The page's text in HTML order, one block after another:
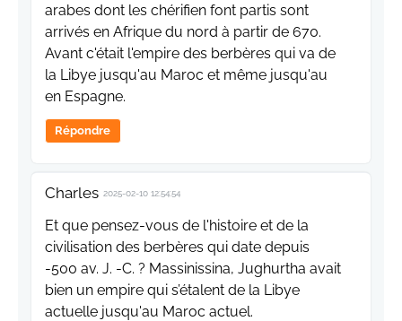
arabes dont les chérifien font partis sont
arrivés en Afrique du nord à partir de 670.
Avant c'était l'empire des berbères qui va de
la Libye jusqu'au Maroc et même jusqu'au
en Espagne.
Répondre
Charles 2025-02-10 12:54:54
Et que pensez-vous de l'histoire et de la
civilisation des berbères qui date depuis
-500 av. J. -C. ? Massinissina, Jughurtha avait
bien un empire qui s’étalent de la Libye
actuelle jusqu'au Maroc actuel.